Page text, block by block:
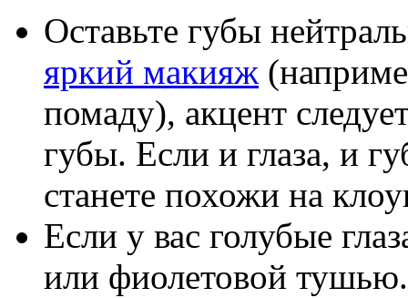
Оставьте губы
яркий макияж
помаду), акцент
губы. Если и глаза, и
станете похожи на
Если у вас голубые
или фиолетовой тушью.